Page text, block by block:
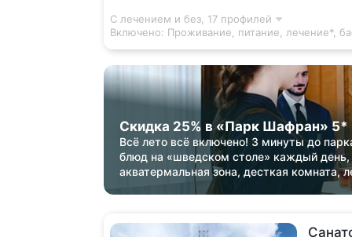
С лечением и без, 17 профилей
Включено: Проживание, питание, лечение*,
Скидка 25% в «Парк Шафран» 5*
Всё лето всё включено! 3 минуты до
блюд на «шведском столе» каждый день,
акватермальная зона, десткая комната,